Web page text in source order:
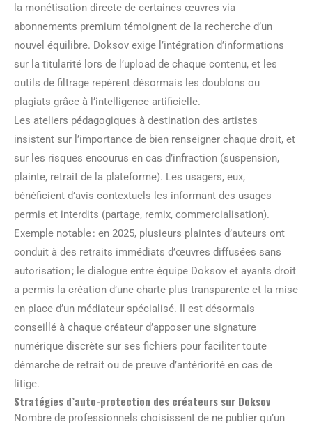
la monétisation directe de certaines œuvres via
abonnements premium témoignent de la recherche d’un
nouvel équilibre. Doksov exige l’intégration d’informations
sur la titularité lors de l’upload de chaque contenu, et les
outils de filtrage repèrent désormais les doublons ou
plagiats grâce à l’intelligence artificielle.
Les ateliers pédagogiques à destination des artistes
insistent sur l’importance de bien renseigner chaque droit, et
sur les risques encourus en cas d’infraction (suspension,
plainte, retrait de la plateforme). Les usagers, eux,
bénéficient d’avis contextuels les informant des usages
permis et interdits (partage, remix, commercialisation).
Exemple notable : en 2025, plusieurs plaintes d’auteurs ont
conduit à des retraits immédiats d’œuvres diffusées sans
autorisation ; le dialogue entre équipe Doksov et ayants droit
a permis la création d’une charte plus transparente et la mise
en place d’un médiateur spécialisé. Il est désormais
conseillé à chaque créateur d’apposer une signature
numérique discrète sur ses fichiers pour faciliter toute
démarche de retrait ou de preuve d’antériorité en cas de
litige.
Stratégies d’auto-protection des créateurs sur Doksov
Nombre de professionnels choisissent de ne publier qu’un